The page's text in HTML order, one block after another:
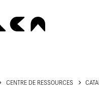
CENTRE DE RESSOURCES